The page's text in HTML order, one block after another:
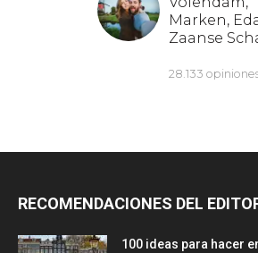
RECOMENDACIONES DEL
100 ideas para hacer